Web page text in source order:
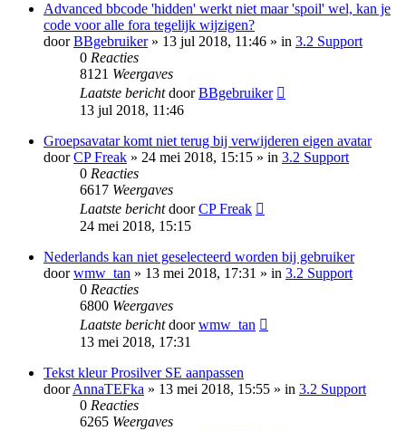
Advanced bbcode 'hidden' werkt niet maar 'spoil' wel, kan je
code voor alle fora tegelijk wijzigen?
doorBBgebruiker» 13 jul 2018, 11:46 » in 3.2 Support
0 Reacties
8121 Weergaves
Laatste berichtdoorBBgebruiker
13 jul 2018, 11:46
Groepsavatar komt niet terug bij verwijderen eigen avatar
doorCP Freak » 24 mei 2018, 15:15 » in 3.2 Support
0 Reacties
6617 Weergaves
Laatste berichtdoorCP Freak
24 mei 2018, 15:15
Nederlands kan niet geselecteerd worden bij gebruiker
doorwmw_tan » 13 mei 2018, 17:31 » in 3.2 Support
0 Reacties
6800 Weergaves
Laatste berichtdoorwmw_tan
13 mei 2018, 17:31
Tekst kleur Prosilver SE aanpassen
doorAnnaTEFka » 13 mei 2018, 15:55 » in 3.2 Support
0 Reacties
6265 Weergaves